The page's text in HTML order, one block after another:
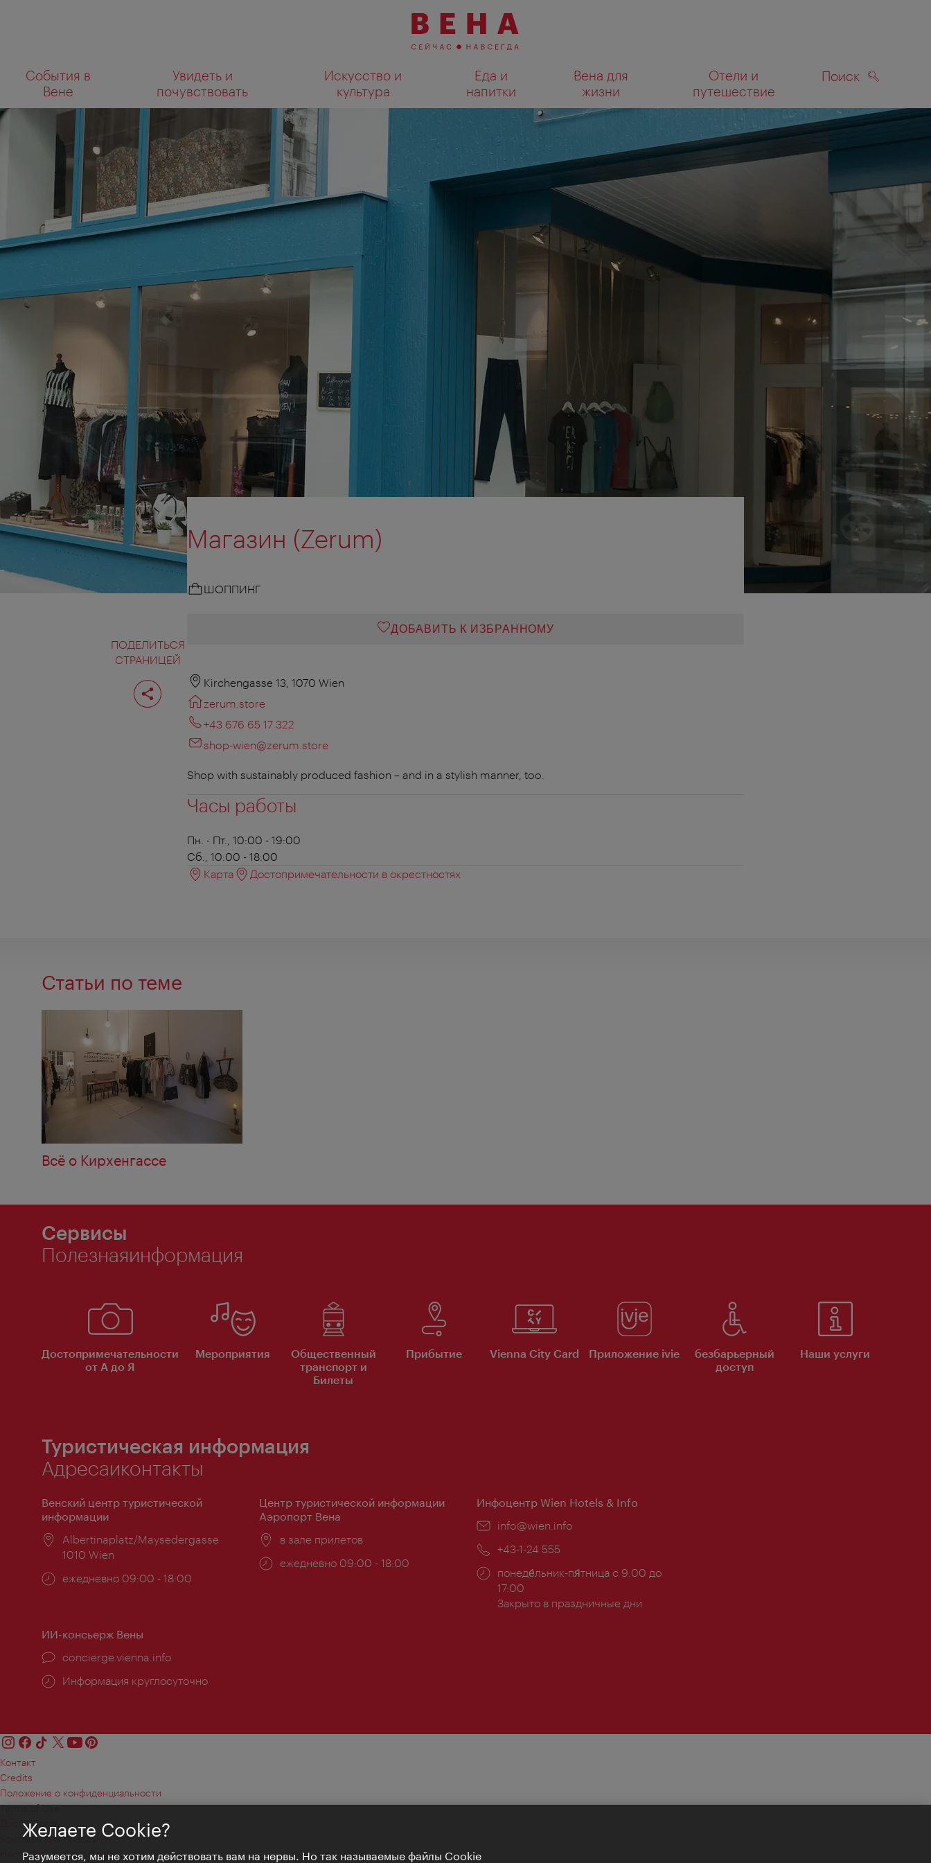
навигации
содержанию
События в
Вене
Увидеть и
почувствовать
Искусство и
культура
Еда и
напитки
Вена для
жизни
Отели и
путешествие
Поиск
Что
вы
ищете?
Показать результаты поиска на карте ПОИСК
ПОДЕЛИТЬСЯ
СТРАНИЦЕЙ
Поделиться
страницей
Магазин (Zerum)
ШОППИНГ
ДОБАВИТЬ К ИЗБРАННОМУ
Kirchengasse 13, 1070 Wien
zerum.store
+43 676 65 17 322
shop-wien@zerum.store
Shop with sustainably produced fashion – and in a stylish manner, too.
Часы работы
Пн. - Пт., 10:00 - 19:00
Сб., 10:00 - 18:00
Карта
Достопримечательности в окрестностях
Статьи по теме
Всё о Кирхенгассе
Сервисы
Полезнаяинформация
Достопримечательности
от А до Я
Мероприятия
Общественный
транспорт и
Билеты
Прибытие Vienna City Card Приложение ivie
безбарьерный
доступ
Наши услуги
Туристическая информация
Адресаиконтакты
Венский центр туристической
информации
Расположение:
Albertinaplatz/Maysedergasse
1010 Wien
Часы
ежедневно 09:00 - 18:00
Центр туристической информации
Аэропорт Вена
Расположение:
в зале прилетов
Часы
ежедневно 09:00 - 18:00
Инфоцентр Wien Hotels & Info
Эл.
info@wien.info
Телефон:
+43-1-24 555
Часы
работы:
понеде́льник-пя́тница с 9:00 до
17:00
Закрыто в праздничные дни
ИИ-консьерж Вены
concierge.vienna.info
Информация круглосуточно
Контакт
Credits
Положение о конфиденциальности
Terms of Use
Доступность
Контакты для прессы
Настройки файлов Cookie
Желаете Cookie?
Разумеется, мы не хотим действовать вам на нервы. Но так называемые файлы Cookie